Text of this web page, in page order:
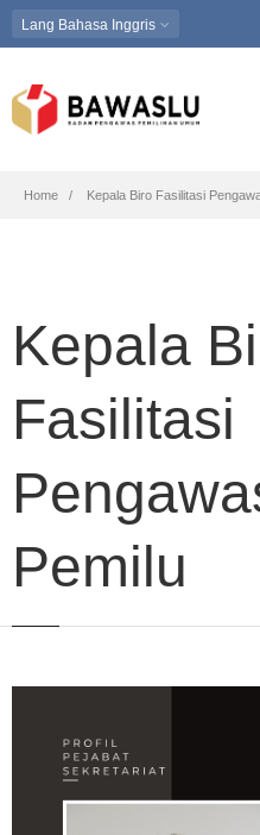
Lang Bahasa Inggris
Home Kepala Biro Fasilitasi
Kepala
Fasilitasi
Pemilu